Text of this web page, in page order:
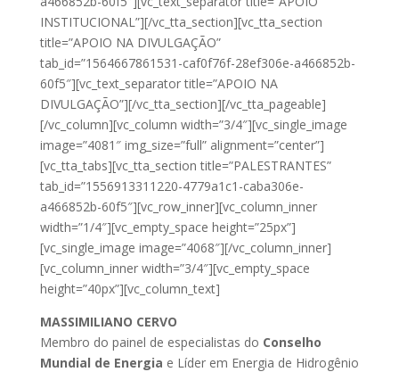
INSTITUCIONAL”][/vc_tta_section][vc_tta_section
title=”APOIO NA DIVULGAÇÃO”
tab_id=”1564667861531-caf0f76f-28ef306e-a466852b-
60f5″][vc_text_separator title=”APOIO NA
DIVULGAÇÃO”][/vc_tta_section][/vc_tta_pageable]
[/vc_column][vc_column width=”3/4″][vc_single_image
image=”4081″ img_size=”full” alignment=”center”]
[vc_tta_tabs][vc_tta_section title=”PALESTRANTES”
tab_id=”1556913311220-4779a1c1-caba306e-
a466852b-60f5″][vc_row_inner][vc_column_inner
width=”1/4″][vc_empty_space height=”25px”]
[vc_single_image image=”4068″][/vc_column_inner]
[vc_column_inner width=”3/4″][vc_empty_space
height=”40px”][vc_column_text]
MASSIMILIANO CERVO
Membro do painel de especialistas do Conselho
Mundial de Energia e Líder em Energia de Hidrogênio